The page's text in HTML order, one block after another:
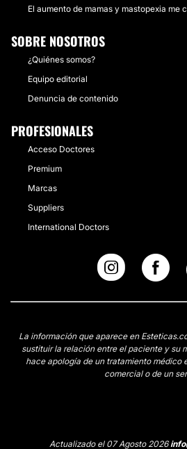
El aumento de mamas y mastopexia me
SOBRE NOSOTROS
¿Quiénes somos?
Equipo editorial
Denuncia de contenido
PROFESIONALES
Acceso Doctores
Premium
Marcas
Suppliers
International Doctors
La información que aparece en
sustituir la relación entre el paciente y su
hace apología de un tratamiento médico
comercial o de un
Actualizado el 07 Agosto 2026